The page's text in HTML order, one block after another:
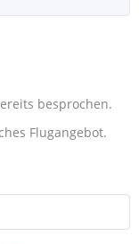
besprochen.
Flugangebot.